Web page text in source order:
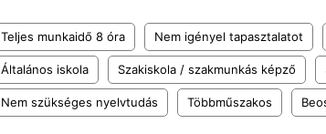
Teljes munkaidő 8 óra Nem igényel tapasztalatot
Általános iskola Szakiskola / szakmunkás képző
Nem szükséges nyelvtudás Többműszakos